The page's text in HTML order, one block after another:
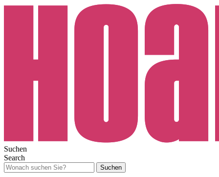
Suchen
Search
Suchen